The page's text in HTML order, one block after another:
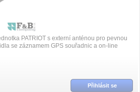
PATRIOT s externí anténou pro pevnou
se záznamem GPS souřadnic a on-line
Přihlásit se